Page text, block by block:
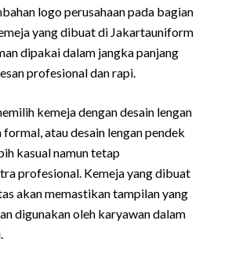
logo perusahaan pada bagian
yang dibuat di Jakartauniform
dipakai dalam jangka panjang
profesional dan rapi.
kemeja dengan desain lengan
atau desain lengan pendek
kasual namun tetap
profesional. Kemeja yang dibuat
akan memastikan tampilan yang
digunakan oleh karyawan dalam